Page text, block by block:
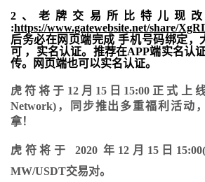
2、老牌交易所比特儿现
:https://www.gatewebsite.net/share/
后务必在网页端完成 手机号码绑定，
可 ，实名认证。推荐在APP端实名认
传。网页端也可以实名认证。
虎符将于12月15日15:00正式上
Network)，同步推出多重福利活动
拿！
虎符将于 2020 年12月15日
MW/USDT交易对。